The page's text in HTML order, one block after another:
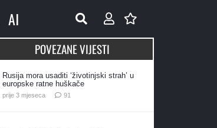
AI
POVEZANE VIJESTI
Rusija mora usaditi ‘životinjski strah’ u
europske ratne huškače
prije 3 mjeseca 91